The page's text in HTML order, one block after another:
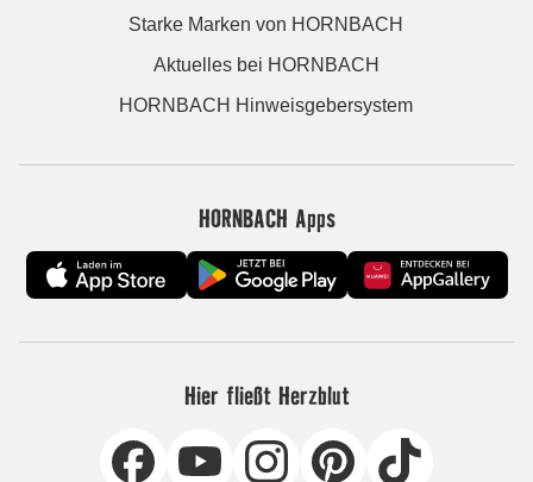
Starke Marken von HORNBACH
Aktuelles bei HORNBACH
HORNBACH Hinweisgebersystem
HORNBACH Apps
Hier fließt Herzblut